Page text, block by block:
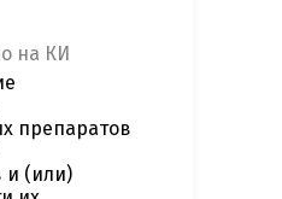
на КИ
препаратов
и (или)